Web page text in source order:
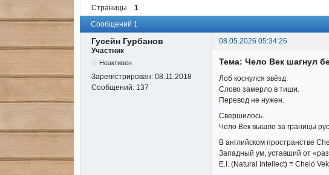
Страницы 1
Сообщений 1
Гусейн Гурбанов
08.05.2026 05:34:26
Участник
Неактивен
Зарегистрирован: 08.11.2018
Сообщений: 137
Тема: Чело Век шагнул
Лоб коснулся звёзд.
Слово замерло в тиши.
Перевод не нужен.
Свершилось.
Чело Век вышло за границы
В английском пространстве
Западный ум, уставший от
E.I. (Natural Intellect) ≡ Chelo Vek